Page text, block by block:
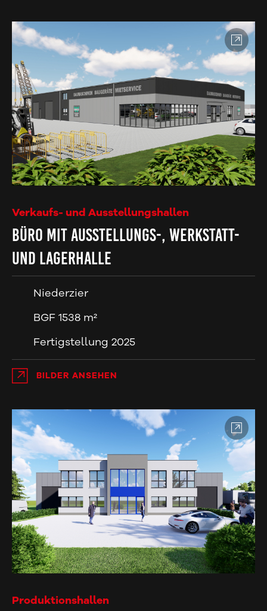
Verkaufs- und Ausstellungshallen
Büro mit Ausstellungs-, Werkstatt-
und Lagerhalle
Niederzier
BGF 1538 m²
Fertigstellung 2025
BILDER ANSEHEN
Produktionshallen